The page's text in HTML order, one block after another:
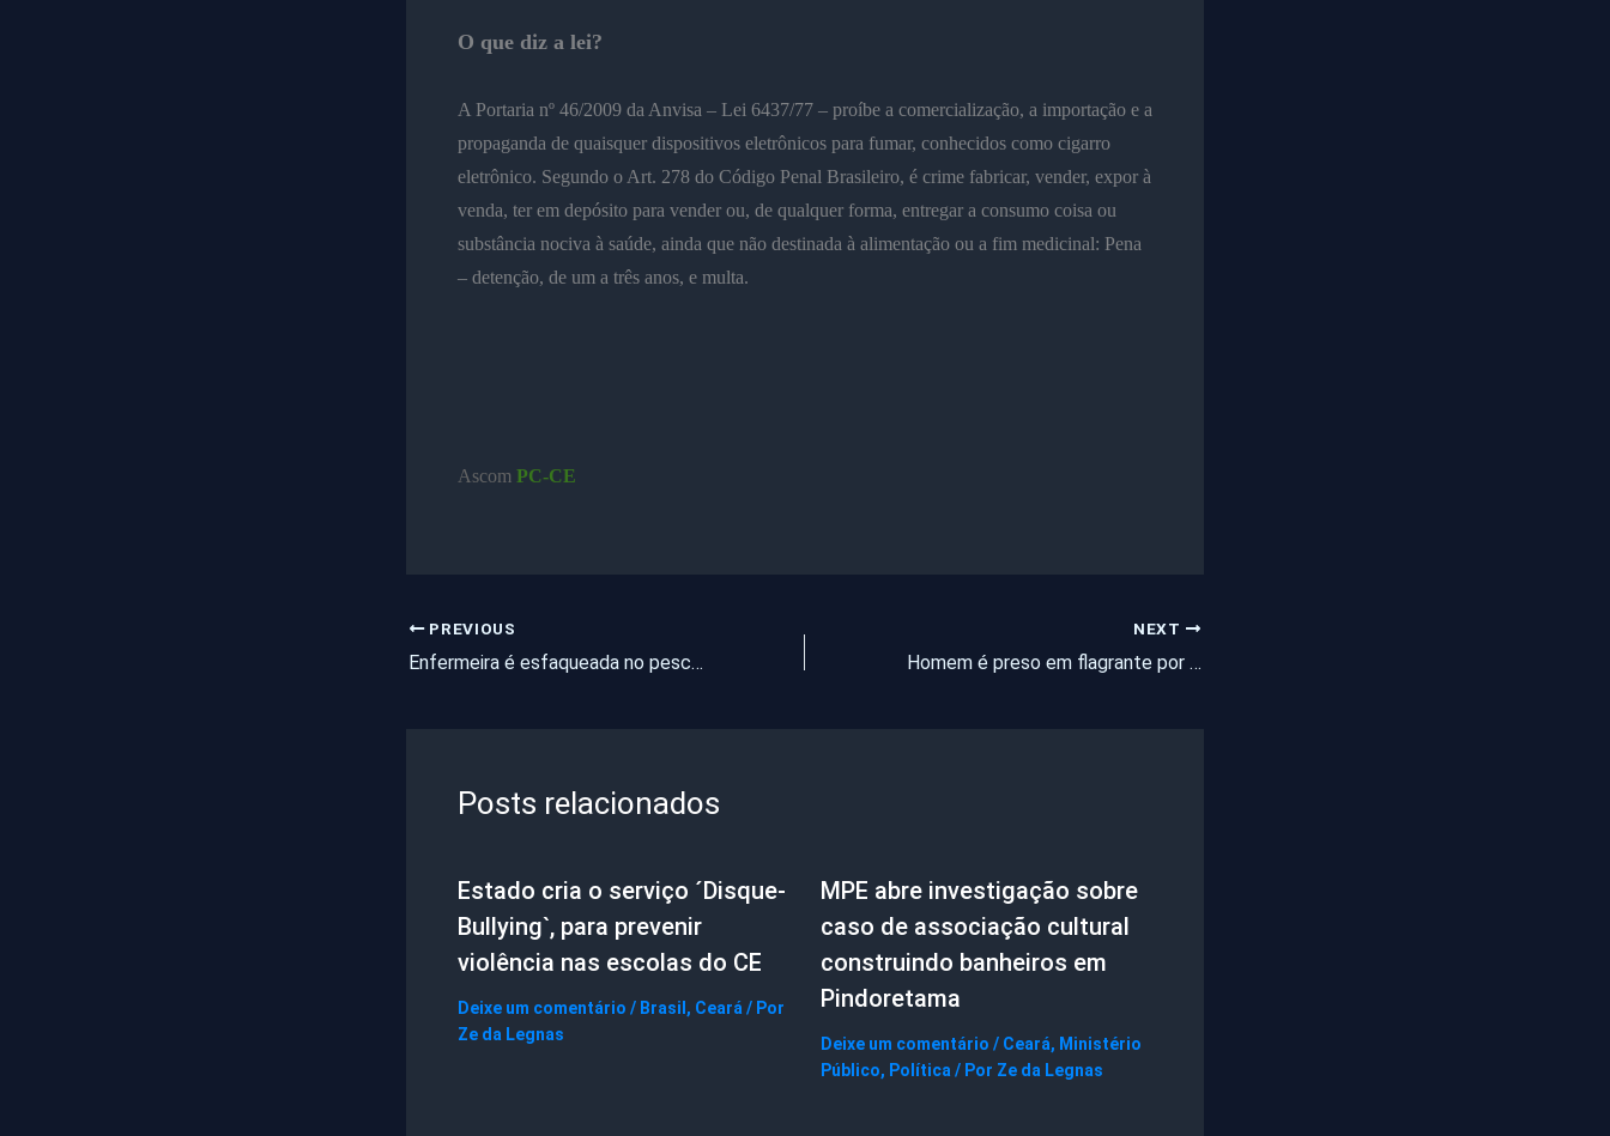
O que diz a lei?
A Portaria nº 46/2009 da Anvisa – Lei 6437/77 – proíbe a comercialização, a importação e a
propaganda de quaisquer dispositivos eletrônicos para fumar, conhecidos como cigarro
eletrônico. Segundo o Art. 278 do Código Penal Brasileiro, é crime fabricar, vender, expor à
venda, ter em depósito para vender ou, de qualquer forma, entregar a consumo coisa ou
substância nociva à saúde, ainda que não destinada à alimentação ou a fim medicinal: Pena
– detenção, de um a três anos, e multa.
Ascom PC-CE
PREVIOUS
Enfermeira é esfaqueada no pescoço por ex-companheiro no interior do Ceará
NEXT
Homem é preso em flagrante por estuprar criança de 5 anos no interior do Ceará
Posts relacionados
Estado cria o serviço ´Disque-
Bullying`, para prevenir
violência nas escolas do CE
Deixe um comentário / Brasil , Ceará/ Por
Ze da Legnas
MPE abre investigação sobre
caso de associação cultural
construindo banheiros em
Pindoretama
Deixe um comentário / Ceará, Ministério
Público, Política/ Por Ze da Legnas